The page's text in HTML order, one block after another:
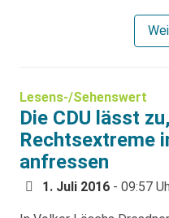
Lesens-/Sehenswert
Die CDU lässt
Rechtsextreme
anfressen
1. Juli 2016 - 09:57